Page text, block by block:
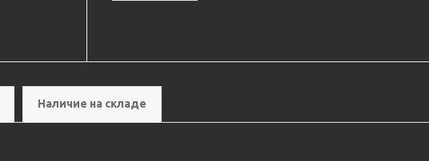
Наличие на складе